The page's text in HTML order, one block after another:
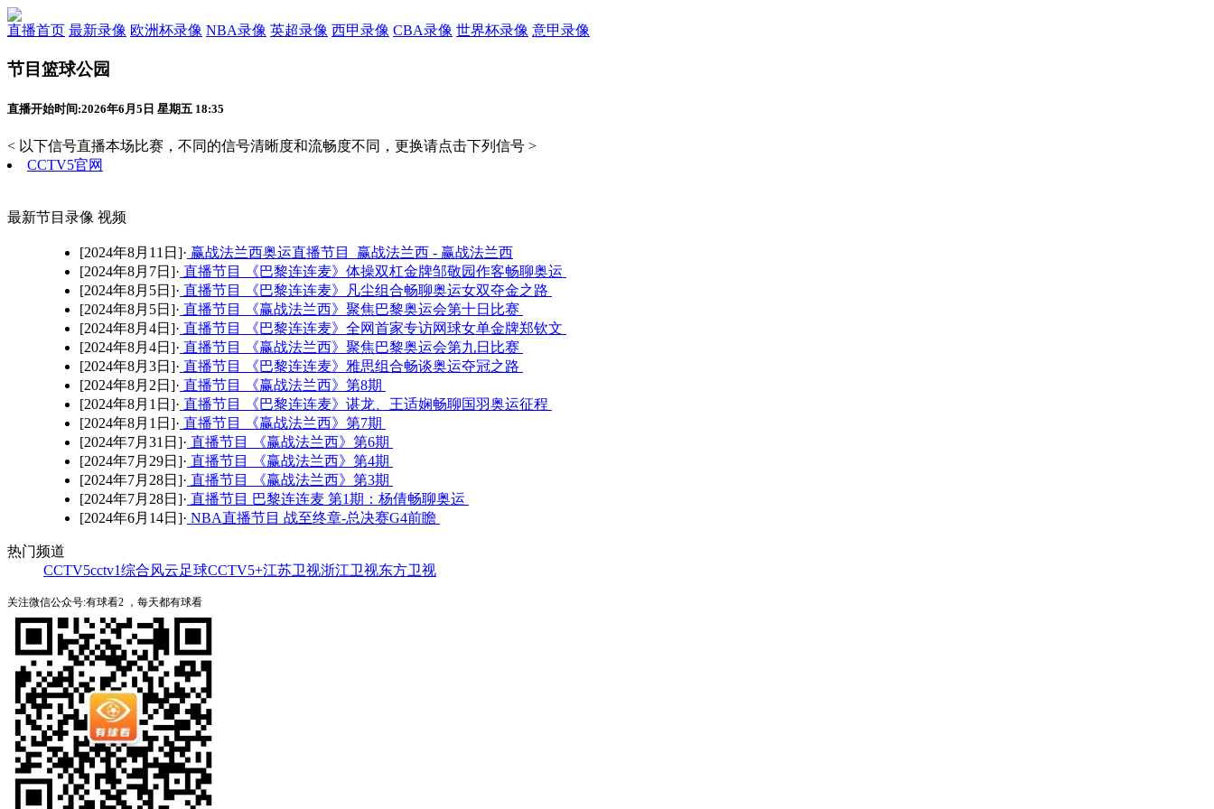
直播首页 最新录像 欧洲杯录像 NBA录像 英超录像 西甲录像 CBA录像 世界杯录像 意甲录像
节目篮球公园
直播开始时间:2026年6月5日 星期五 18:35
< 以下信号直播本场比赛，不同的信号清晰度和流畅度不同，更换请点击下列信号 >
CCTV5官网
最新节目录像 视频
[2024年8月11日]· 赢战法兰西奥运直播节目 赢战法兰西 - 赢战法兰西
[2024年8月7日]· 直播节目 《巴黎连连麦》体操双杠金牌邹敬园作客畅聊奥运
[2024年8月5日]· 直播节目 《巴黎连连麦》凡尘组合畅聊奥运女双夺金之路
[2024年8月5日]· 直播节目 《赢战法兰西》聚焦巴黎奥运会第十日比赛
[2024年8月4日]· 直播节目 《巴黎连连麦》全网首家专访网球女单金牌郑钦文
[2024年8月4日]· 直播节目 《赢战法兰西》聚焦巴黎奥运会第九日比赛
[2024年8月3日]· 直播节目 《巴黎连连麦》雅思组合畅谈奥运夺冠之路
[2024年8月2日]· 直播节目 《赢战法兰西》第8期
[2024年8月1日]· 直播节目 《巴黎连连麦》谌龙、王适娴畅聊国羽奥运征程
[2024年8月1日]· 直播节目 《赢战法兰西》第7期
[2024年7月31日]· 直播节目 《赢战法兰西》第6期
[2024年7月29日]· 直播节目 《赢战法兰西》第4期
[2024年7月28日]· 直播节目 《赢战法兰西》第3期
[2024年7月28日]· 直播节目 巴黎连连麦 第1期：杨倩畅聊奥运
[2024年6月14日]· NBA直播节目 战至终章-总决赛G4前瞻
热门频道
CCTV5cctv1综合风云足球CCTV5+江苏卫视浙江卫视东方卫视
关注微信公众号:有球看2 ，每天都有球看